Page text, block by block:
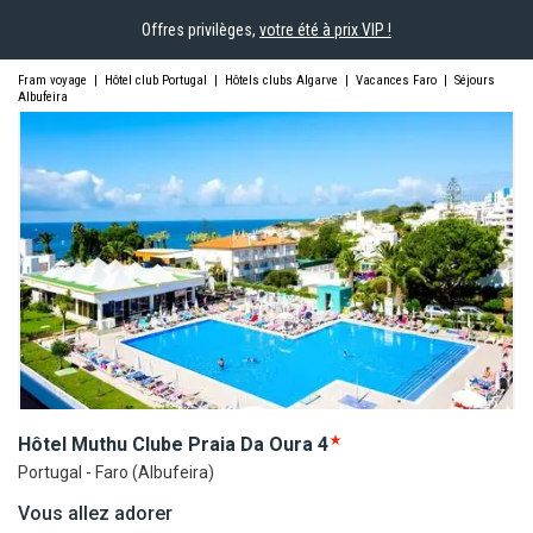
Offres privilèges, votre été à prix VIP !
Fram voyage | Hôtel club Portugal | Hôtels clubs Algarve | Vacances Faro | Séjours
Albufeira
Hôtel Muthu Clube Praia Da Oura 4
Portugal - Faro (Albufeira)
Vous allez adorer